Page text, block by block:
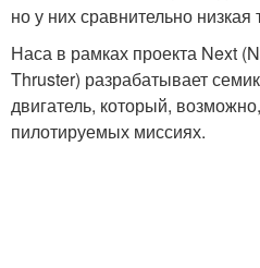
но у них сравнительно низкая
Наса в рамках проекта Next
Thruster) разрабатывает
двигатель, который,
пилотируемых миссиях.